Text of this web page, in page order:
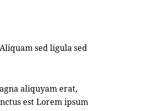
sed ligula sed
aliquyam erat,
est Lorem ipsum